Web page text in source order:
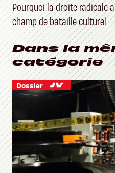
Pourquoi la droite radicale
champ de bataille culturel
Dans la
catégorie
Dossier